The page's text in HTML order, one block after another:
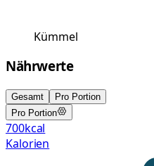
Kümmel
Nährwerte
Gesamt
Pro Portion
Pro Portion
700kcal
Kalorien